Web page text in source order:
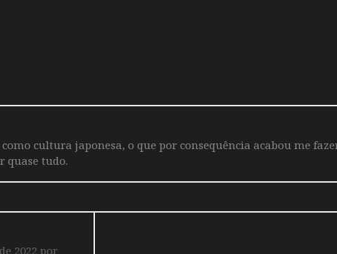
cultura japonesa, o que por consequência acabou me
quase tudo.
2022 por